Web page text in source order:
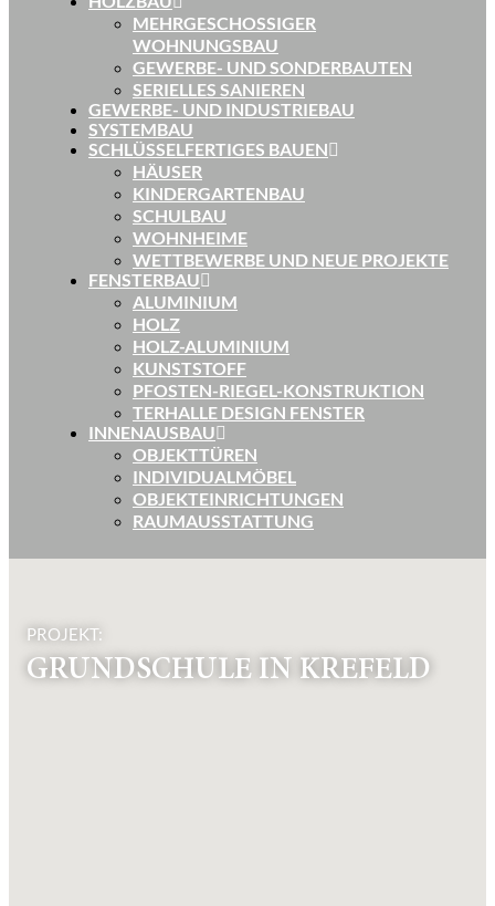
MEHRGESCHOSSIGER
WOHNUNGSBAU
GEWERBE- UND SONDERBAUTEN
SERIELLES SANIEREN
GEWERBE- UND INDUSTRIEBAU
SYSTEMBAU
SCHLÜSSELFERTIGES BAUEN
HÄUSER
KINDERGARTENBAU
SCHULBAU
WOHNHEIME
WETTBEWERBE UND NEUE PROJEKTE
FENSTERBAU
ALUMINIUM
HOLZ
HOLZ-ALUMINIUM
KUNSTSTOFF
PFOSTEN-RIEGEL-KONSTRUKTION
TERHALLE DESIGN FENSTER
INNENAUSBAU
OBJEKTTÜREN
INDIVIDUALMÖBEL
OBJEKTEINRICHTUNGEN
RAUMAUSSTATTUNG
PROJEKT:
GRUNDSCHULE IN KREFELD